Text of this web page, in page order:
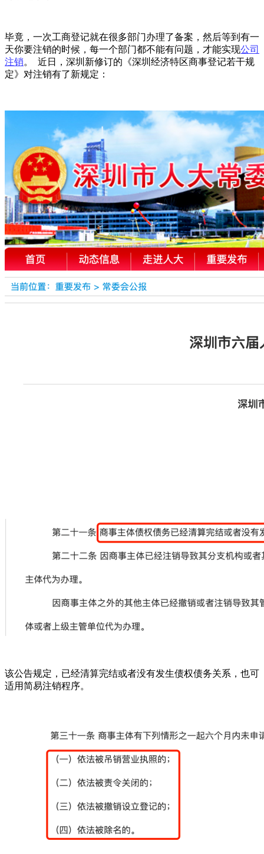
毕竟，一次工商登记就在很多部门办理了备案，然后等到有一
天你要注销的时候，每一个部门都不能有问题，才能实现公司
注销。 近日，深圳新修订的《深圳经济特区商事登记若干规
定》对注销有了新规定：
该公告规定，已经清算完结或者没有发生债权债务关系，也可
适用简易注销程序。